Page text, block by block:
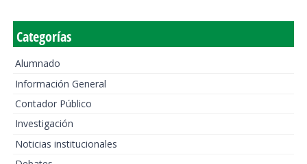
Categorías
Alumnado
Información General
Contador Público
Investigación
Noticias institucionales